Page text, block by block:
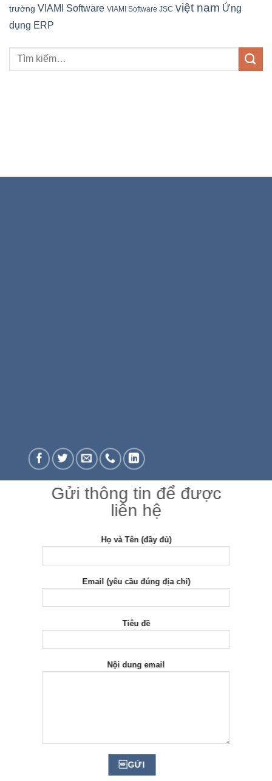
trường VIAMI Software VIAMI Software JSC việt nam Ứng
dụng ERP
Gửi thông tin để được
liên hệ
Họ và Tên (đầy đủ)
Email (yêu cầu đúng địa chỉ)
Tiêu đề
Nội dung email